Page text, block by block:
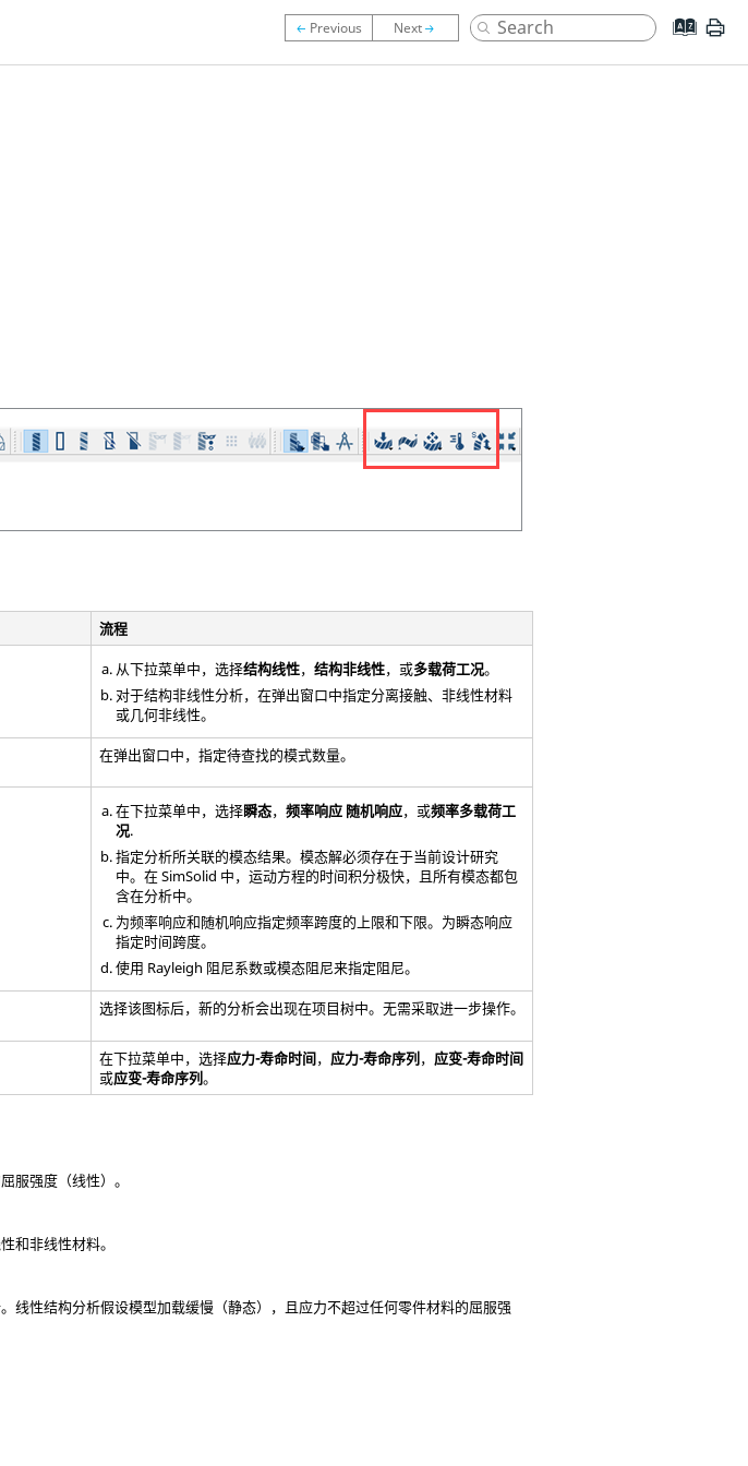
流程
从下拉菜单中，选择结构线性， 结构非线性，或多载荷工况。
对于结构非线性分析，在弹出窗口中指定分离接触、非线性材料
或几何非线性。
在弹出窗口中，指定待查找的模式数量。
在下拉菜单中，选择瞬态， 频率响应 随机响应，或频率多载荷工
况.
指定分析所关联的模态结果。模态解必须存在于当前设计研究
中。在SimSolid 中，运动方程的时间积分极快，且所有模态都包
含在分析中。
为频率响应和随机响应指定频率跨度的上限和下限。为瞬态响应
指定时间跨度。
使用 Rayleigh 阻尼系数或模态阻尼来指定阻尼。
选择该图标后，新的分析会出现在项目树中。无需采取进一步操作。
在下拉菜单中，选择应力-寿命时间， 应力-寿命序列， 应变-寿命时间
或应变-寿命序列。
服强度（线性）。
和非线性材料。
线性结构分析假设模型加载缓慢（静态），且应力不超过任何零件材料的屈服强